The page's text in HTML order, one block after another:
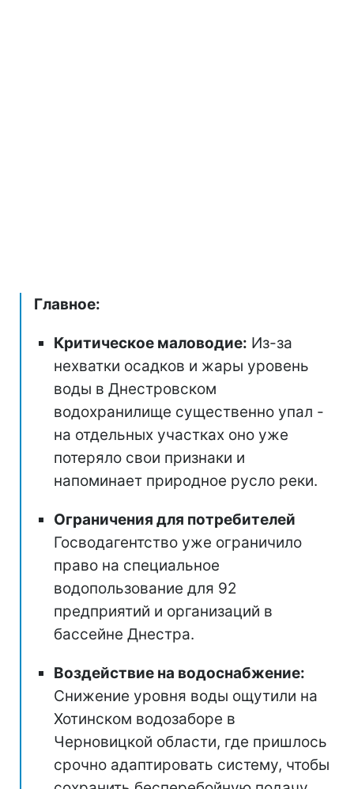
Главное:
Критическое маловодие: Из-за
нехватки осадков и жары уровень
воды в Днестровском
водохранилище существенно упал -
на отдельных участках оно уже
потеряло свои признаки и
напоминает природное русло реки.
Ограничения для потребителей
Госводагентство уже ограничило
право на специальное
водопользование для 92
предприятий и организаций в
бассейне Днестра.
Воздействие на водоснабжение:
Снижение уровня воды ощутили на
Хотинском водозаборе в
Черновицкой области, где пришлось
срочно адаптировать систему, чтобы